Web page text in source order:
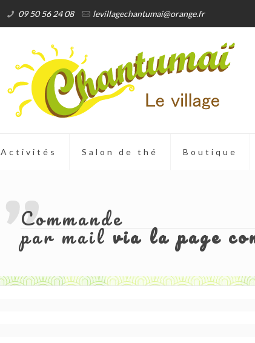
09 50 56 24 08 levillagechantumai@orange.fr
Activités Salon de thé Boutique
Commande
par mailvia la page